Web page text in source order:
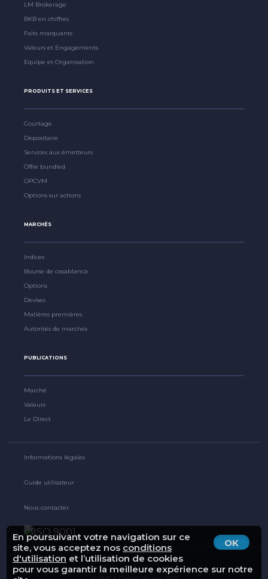
OK
En poursuivant votre navigation sur ce
site, vous acceptez nos conditions
d'utilisation et l’utilisation de cookies
pour vous garantir la meilleure expérience sur notre
LM Brokerage
BKB en chiffres
Faits marquants
Valeurs et Engagements
Equipe et Organisation
PRODUITS ET SERVICES
Courtage
Dépositaire
Services aux émetteurs
Offre bundled
OPCVM
Options sur actions
MARCHÉS
Indices
Bourse de casablanca
Options
Devises
Matières premières
Autorités de marchés
PUBLICATIONS
Marché
Valeurs
Le Direct
Informations légales
Guide utilisateur
Nous contacter